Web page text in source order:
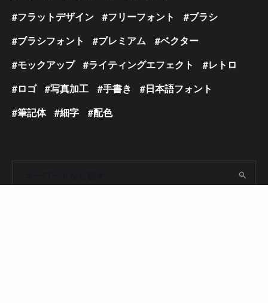
フラットデザイン
フリーフォント
ブラシ
ブラシフォント
プレミアム
ベクター
モックアップ
ライティングエフェクト
レトロ
ロゴ
写真加工 手書き
日本語フォント
筆記体
細字 配色